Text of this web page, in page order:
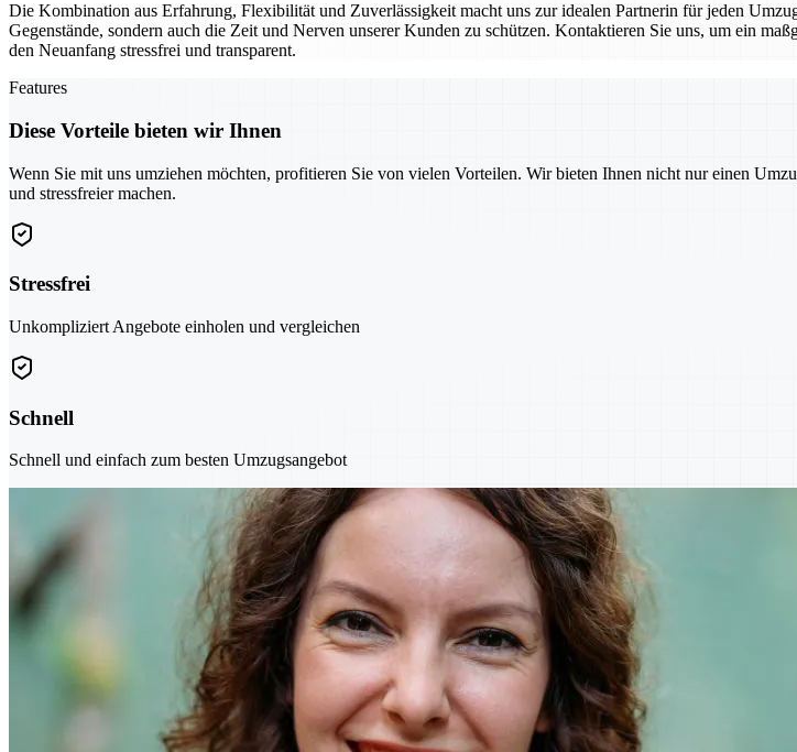
Die Kombination aus Erfahrung, Flexibilität und Zuverlässigkeit macht uns zur idealen Partnerin für jeden
Gegenstände, sondern auch die Zeit und Nerven unserer Kunden zu schützen. Kontaktieren Sie uns, um ein
den Neuanfang stressfrei und transparent.
Features
Diese Vorteile bieten wir Ihnen
Wenn Sie mit uns umziehen möchten, profitieren Sie von vielen Vorteilen. Wir bieten Ihnen nicht nur einen
und stressfreier machen.
Stressfrei
Unkompliziert Angebote einholen und vergleichen
Schnell
Schnell und einfach zum besten Umzugsangebot